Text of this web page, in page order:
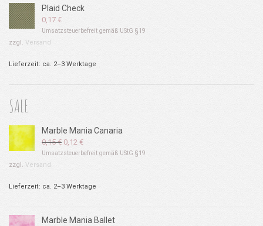
Plaid Check
0,17 €
Umsatzsteuerbefreit gemäß UStG §19
zzgl. Versand
Lieferzeit: ca. 2–3 Werktage
SALE
Marble Mania Canaria
0,15€ Ursprünglicher
Preis
0,12 €Aktueller
Preis
Umsatzsteuerbefreit gemäß UStG §19
zzgl. Versand
Lieferzeit: ca. 2–3 Werktage
Marble Mania Ballet